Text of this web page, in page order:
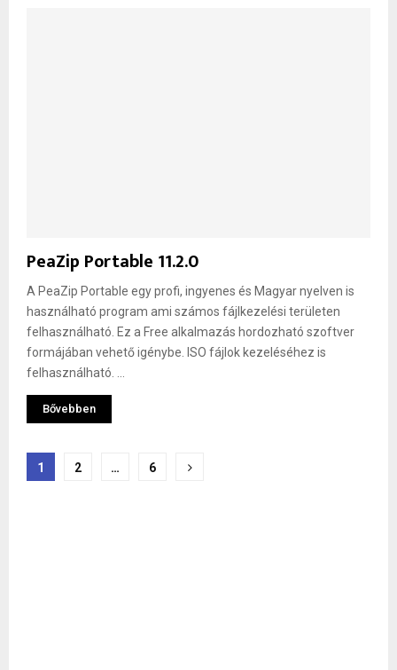
PeaZip Portable 11.2.0
A PeaZip Portable egy profi, ingyenes és Magyar nyelven is
használható program ami számos fájlkezelési területen
felhasználható. Ez a Free alkalmazás hordozható szoftver
formájában vehető igénybe. ISO fájlok kezeléséhez is
felhasználható. ...
Bővebben
Bejegyzések
1 2 … 6